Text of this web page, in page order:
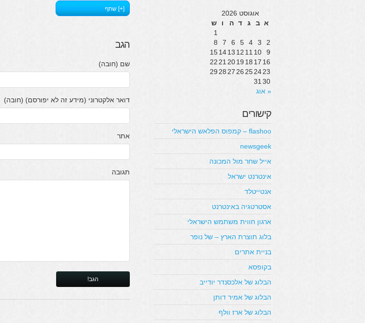
[+] שתף
הגב
שם (חובה)
דואר אלקטרוני (מידע זה לא יפורסם) (חובה)
אתר
תגובה
אוגוסט 2026
א ב ג ד ה ו
ש
1
2
3
4
5
6
7
8
9
10
11
12
13
14
15
16
17
18
19
20
21
22
23
24
25
26
27
28
29
30
31
« אוג
קישורים
flashoo – קמפוס הפלאש הישראלי
newsgeek
אייל שחר מול המכונה
אינטרנט ישראל
אנטייטלד
אסטרטגיה באינטרנט
ארגון חווית משתמש הישראלי
בלוג תוצרת הארץ – של נופר
בניית אתרים
בקופסא
הבלוג של אלכסנדר יודייב
הבלוג של אמיר דותן
הבלוג של ארז וולף